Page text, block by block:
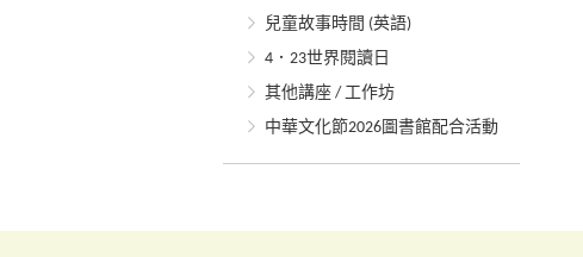
兒童故事時間 (英語)
4．23世界閱讀日
其他講座 / 工作坊
中華文化節2026圖書館配合活動